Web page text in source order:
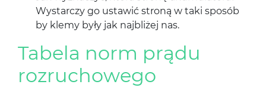
Wystarczy go ustawić stroną w taki sposób
by klemy były jak najbliżej nas.
Tabela norm prądu
rozruchowego